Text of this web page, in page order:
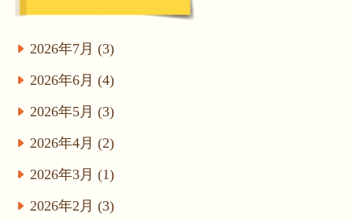
2026年7月 (3)
2026年6月 (4)
2026年5月 (3)
2026年4月 (2)
2026年3月 (1)
2026年2月 (3)